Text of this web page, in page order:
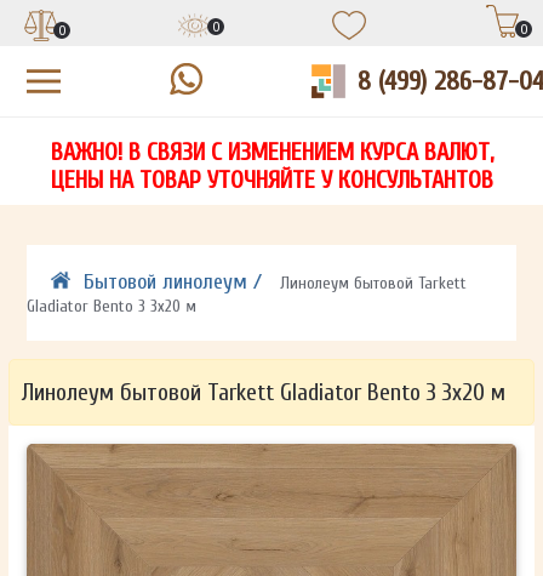
НА
СВЯЖЕТСЯ С ВАМИ В ТЕЧЕНИЕ 15 МИНУТ
ЗАПОЛНИТЕ ФОРМУ И НАШ МЕНЕДЖЕР
СВЯЖЕТСЯ С ВАМИ В ТЕЧЕНИЕ 15 МИНУТ
ОТПРАВИТЬ
Ваши данные не будут переданы третьим лицам
ЗАПОЛНИТЕ ФОРМУ И НАШ МЕНЕДЖЕР
СВЯЖЕТСЯ С ВАМИ В ТЕЧЕНИЕ 15 МИНУТ
ОТПРАВИТЬ
Ваши данные не будут переданы третьим лицам
0 0 0
8 (499) 286-87-04
ВАЖНО! В СВЯЗИ С ИЗМЕНЕНИЕМ КУРСА ВАЛЮТ,
ЦЕНЫ НА ТОВАР УТОЧНЯЙТЕ У КОНСУЛЬТАНТОВ
Бытовой линолеум /
Линолеум бытовой Tarkett
Gladiator Bento 3 3х20 м
Линолеум бытовой Tarkett Gladiator Bento 3 3х20 м